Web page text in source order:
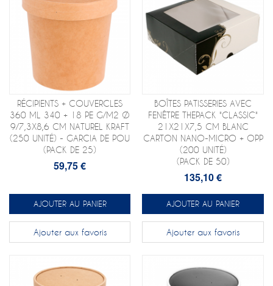
RÉCIPIENTS + COUVERCLES
360 ML 340 + 18 PE G/M2 Ø
9/7,3X8,6 CM NATUREL KRAFT
(250 UNITÉ) - GARCIA DE POU
(PACK DE 25)
59,75 €
AJOUTER AU PANIER
Ajouter aux favoris
BOÎTES PATISSERIES AVEC
FENÊTRE THEPACK "CLASSIC"
21X21X7,5 CM BLANC
CARTON NANO-MICRO + OPP
(200 UNITÉ)
(PACK DE 50)
135,10 €
AJOUTER AU PANIER
Ajouter aux favoris